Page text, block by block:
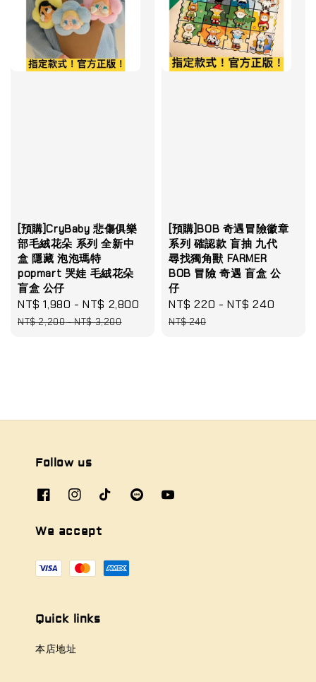
[預購]CryBaby 悲傷俱樂
部毛絨花朵 系列 全新中
盒 隱藏 泡泡瑪特
popmart 哭娃 毛絨花朵
盲盒 公仔
Sale
price
NT$ 1,980 -NT$ 2,800
Regular
price
NT$ 2,200-NT$ 3,200
[預購]BOB 奇遇冒險徽章
系列 確認款 盲抽 九代
尋找獨角獸 FARMER
BOB 冒險 奇遇 盲盒 公
仔
Sale
price
NT$ 220 -NT$ 240
NT$ 240
Follow us
We accept
Quick links
本店地址